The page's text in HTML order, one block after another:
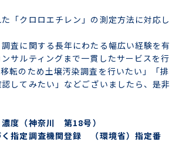
「クロロエチレン」の測定方法に対応し
査に関する長年にわたる幅広い経験を有
サルティングまで一貫したサービスを行
転のため土壌汚染調査を行いたい」「排
してみたい」などございましたら、是非
（神奈川 第18号）
指定調査機関登録 （環境省）指定番